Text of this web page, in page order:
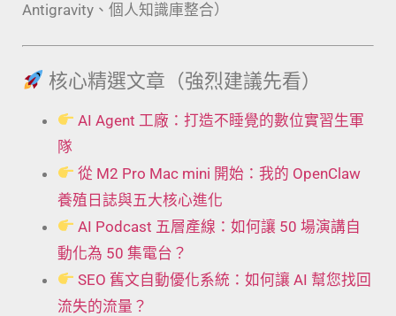
Antigravity、個人知識庫整合）
核心精選文章（強烈建議先看）
AI Agent 工廠：打造不睡覺的數位實習生軍
隊
從 M2 Pro Mac mini 開始：我的 OpenClaw
養殖日誌與五大核心進化
AI Podcast 五層產線：如何讓 50 場演講自
動化為 50 集電台？
SEO 舊文自動優化系統：如何讓 AI 幫您找回
流失的流量？